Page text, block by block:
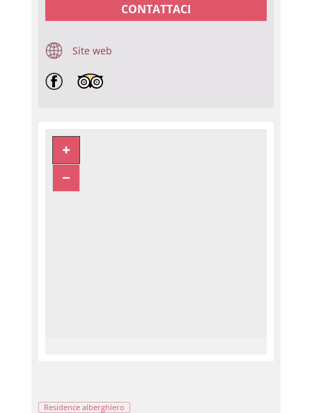
CONTATTACI
Site web
Residence alberghiero